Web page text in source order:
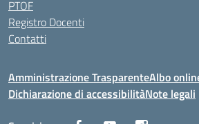
PTOF
Registro Docenti
Contatti
Amministrazione TrasparenteAlbo
Dichiarazione di accessibilitàNote legali